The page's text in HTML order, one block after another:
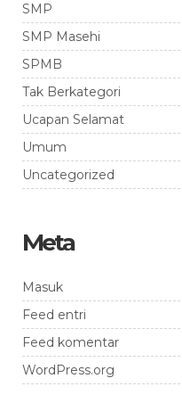
SMP
SMP Masehi
SPMB
Tak Berkategori
Ucapan Selamat
Umum
Uncategorized
Meta
Masuk
Feed entri
Feed komentar
WordPress.org